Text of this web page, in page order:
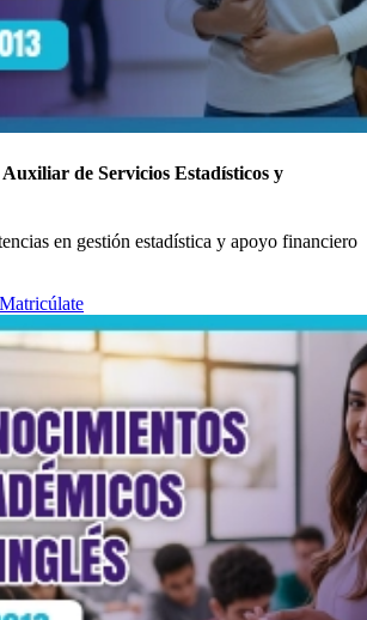
de Servicios Estadísticos y
en gestión estadística y apoyo financiero
Matricúlate